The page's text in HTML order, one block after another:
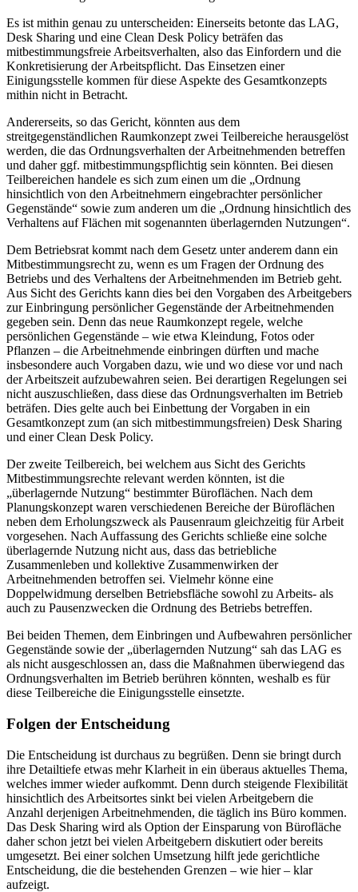
Es ist mithin genau zu unterscheiden: Einerseits betonte das LAG,
Desk Sharing und eine Clean Desk Policy beträfen das
mitbestimmungsfreie Arbeitsverhalten, also das Einfordern und die
Konkretisierung der Arbeitspflicht. Das Einsetzen einer
Einigungsstelle kommen für diese Aspekte des Gesamtkonzepts
mithin nicht in Betracht.
Andererseits, so das Gericht, könnten aus dem
streitgegenständlichen Raumkonzept zwei Teilbereiche herausgelöst
werden, die das Ordnungsverhalten der Arbeitnehmenden betreffen
und daher ggf. mitbestimmungspflichtig sein könnten. Bei diesen
Teilbereichen handele es sich zum einen um die „Ordnung
hinsichtlich von den Arbeitnehmern eingebrachter persönlicher
Gegenstände“ sowie zum anderen um die „Ordnung hinsichtlich des
Verhaltens auf Flächen mit sogenannten überlagernden Nutzungen“.
Dem Betriebsrat kommt nach dem Gesetz unter anderem dann ein
Mitbestimmungsrecht zu, wenn es um Fragen der Ordnung des
Betriebs und des Verhaltens der Arbeitnehmenden im Betrieb geht.
Aus Sicht des Gerichts kann dies bei den Vorgaben des Arbeitgebers
zur Einbringung persönlicher Gegenstände der Arbeitnehmenden
gegeben sein. Denn das neue Raumkonzept regele, welche
persönlichen Gegenstände – wie etwa Kleindung, Fotos oder
Pflanzen – die Arbeitnehmende einbringen dürften und mache
insbesondere auch Vorgaben dazu, wie und wo diese vor und nach
der Arbeitszeit aufzubewahren seien. Bei derartigen Regelungen sei
nicht auszuschließen, dass diese das Ordnungsverhalten im Betrieb
beträfen. Dies gelte auch bei Einbettung der Vorgaben in ein
Gesamtkonzept zum (an sich mitbestimmungsfreien) Desk Sharing
und einer Clean Desk Policy.
Der zweite Teilbereich, bei welchem aus Sicht des Gerichts
Mitbestimmungsrechte relevant werden könnten, ist die
„überlagernde Nutzung“ bestimmter Büroflächen. Nach dem
Planungskonzept waren verschiedenen Bereiche der Büroflächen
neben dem Erholungszweck als Pausenraum gleichzeitig für Arbeit
vorgesehen. Nach Auffassung des Gerichts schließe eine solche
überlagernde Nutzung nicht aus, dass das betriebliche
Zusammenleben und kollektive Zusammenwirken der
Arbeitnehmenden betroffen sei. Vielmehr könne eine
Doppelwidmung derselben Betriebsfläche sowohl zu Arbeits- als
auch zu Pausenzwecken die Ordnung des Betriebs betreffen.
Bei beiden Themen, dem Einbringen und Aufbewahren persönlicher
Gegenstände sowie der „überlagernden Nutzung“ sah das LAG es
als nicht ausgeschlossen an, dass die Maßnahmen überwiegend das
Ordnungsverhalten im Betrieb berühren könnten, weshalb es für
diese Teilbereiche die Einigungsstelle einsetzte.
Folgen der Entscheidung
Die Entscheidung ist durchaus zu begrüßen. Denn sie bringt durch
ihre Detailtiefe etwas mehr Klarheit in ein überaus aktuelles Thema,
welches immer wieder aufkommt. Denn durch steigende Flexibilität
hinsichtlich des Arbeitsortes sinkt bei vielen Arbeitgebern die
Anzahl derjenigen Arbeitnehmenden, die täglich ins Büro kommen.
Das Desk Sharing wird als Option der Einsparung von Bürofläche
daher schon jetzt bei vielen Arbeitgebern diskutiert oder bereits
umgesetzt. Bei einer solchen Umsetzung hilft jede gerichtliche
Entscheidung, die die bestehenden Grenzen – wie hier – klar
aufzeigt.